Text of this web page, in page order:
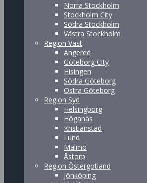
Norra Stockholm
Stockholm City
Södra Stockholm
Västra Stockholm
Region Väst
Angered
Göteborg City
Hisingen
Södra Göteborg
Östra Göteborg
Region Syd
Helsingborg
Höganäs
Kristianstad
Lund
Malmö
Åstorp
Region Östergötland
Jönköping